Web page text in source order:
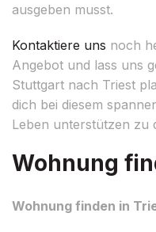
ausgeben musst.
Kontaktiere uns noch
Angebot und lass uns
Stuttgart nach Triest
dich bei diesem
Leben unterstützen zu
Wohnung
Wohnung finden in